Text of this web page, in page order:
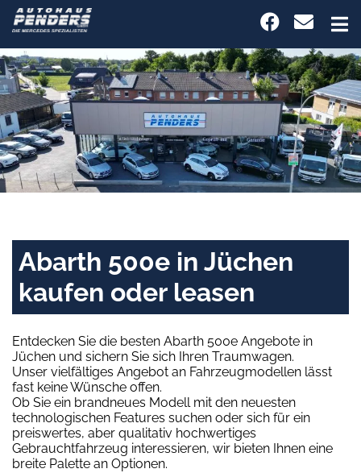
Abarth 500e in Jüchen
kaufen oder leasen
Entdecken Sie die besten Abarth 500e Angebote in
Jüchen und sichern Sie sich Ihren Traumwagen.
Unser vielfältiges Angebot an Fahrzeugmodellen lässt
fast keine Wünsche offen.
Ob Sie ein brandneues Modell mit den neuesten
technologischen Features suchen oder sich für ein
preiswertes, aber qualitativ hochwertiges
Gebrauchtfahrzeug interessieren, wir bieten Ihnen eine
breite Palette an Optionen.